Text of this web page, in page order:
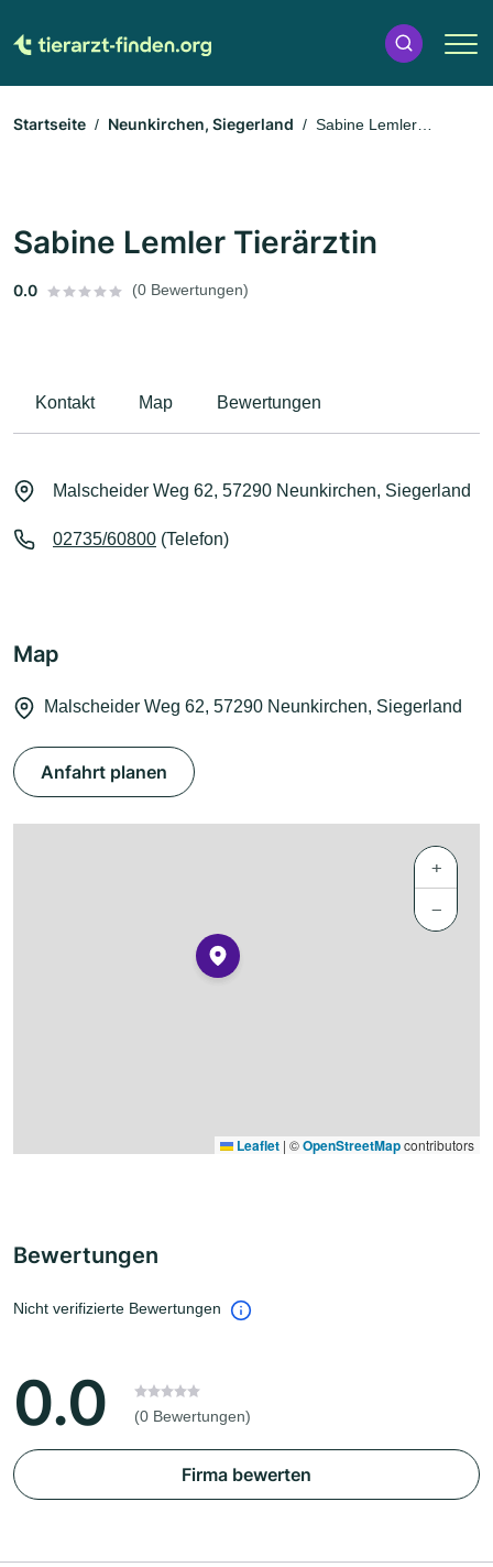
Startseite Neunkirchen, Siegerland
Sabine Lemler
Sabine Lemler Tierärztin
0.0 (0 Bewertungen)
Kontakt Map Bewertungen
Malscheider Weg 62, 57290 Neunkirchen, Siegerland
02735/60800 (Telefon)
Map
Malscheider Weg 62, 57290 Neunkirchen, Siegerland
Anfahrt planen
+
−
Leaflet | ©OpenStreetMapcontributors
Bewertungen
Nicht verifizierte Bewertungen
0.0 (0 Bewertungen)
Firma bewerten